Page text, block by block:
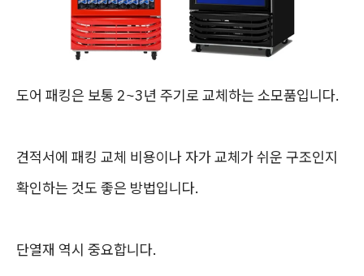
도어 패킹은 보통 2~3년 주기로 교체하는 소모품입니다.
견적서에 패킹 교체 비용이나 자가 교체가 쉬운 구조인지
확인하는 것도 좋은 방법입니다.
단열재 역시 중요합니다.